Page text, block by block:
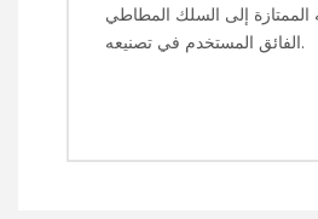
الممتازة إلى السلك المطاطي
الفائق المستخدم في تصنيعه.